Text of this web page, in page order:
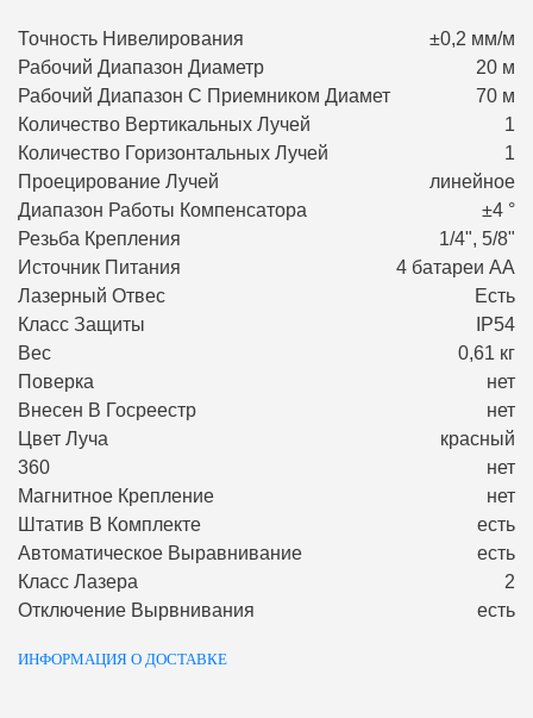
Точность Нивелирования
±0,2 мм/м
Рабочий Диапазон Диаметр
20 м
Рабочий Диапазон С Приемником Диамет
70 м
Количество Вертикальных Лучей
1
Количество Горизонтальных Лучей
1
Проецирование Лучей
линейное
Диапазон Работы Компенсатора
±4 °
Резьба Крепления
1/4", 5/8"
Источник Питания
4 батареи АА
Лазерный Отвес
Есть
Класс Защиты
IP54
Вес
0,61 кг
Поверка
нет
Внесен В Госреестр
нет
Цвет Луча
красный
360
нет
Магнитное Крепление
нет
Штатив В Комплекте
есть
Автоматическое Выравнивание
есть
Класс Лазера
2
Отключение Вырвнивания
есть
ИНФОРМАЦИЯ О ДОСТАВКЕ